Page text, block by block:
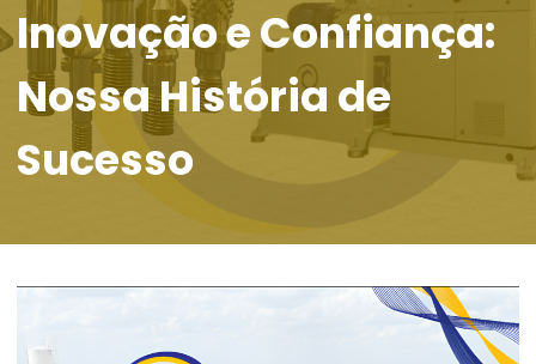
Inovação e Confiança:
Nossa História de
Sucesso